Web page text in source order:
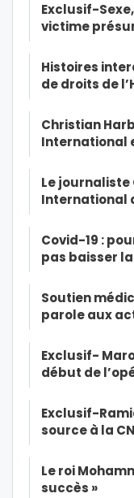
Exclusif-
victime
Histoires
de droits de
Christian
International
Le journaliste
International
Covid-19 :
pas baisser
Soutien
parole aux
Exclusif-
début de
Exclusif-
source à la
Le roi
succès »